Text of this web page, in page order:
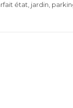
état, jardin,